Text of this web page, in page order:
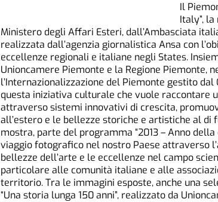
Il
Italy”,
Ministero degli Affari Esteri, dall’Ambasciata
realizzata dall’agenzia giornalistica Ansa con
eccellenze regionali e italiane negli States.
Unioncamere Piemonte e la Regione Piemonte,
l’Internazionalizzazione del Piemonte gestito
questa iniziativa culturale che vuole raccontare
attraverso sistemi innovativi di crescita,
all’estero e le bellezze storiche e artistiche al
mostra, parte del programma “2013 – Anno
viaggio fotografico nel nostro Paese attraverso
bellezze dell’arte e le eccellenze nel campo
particolare alle comunità italiane e alle
territorio. Tra le immagini esposte, anche una
“Una storia lunga 150 anni”, realizzato da